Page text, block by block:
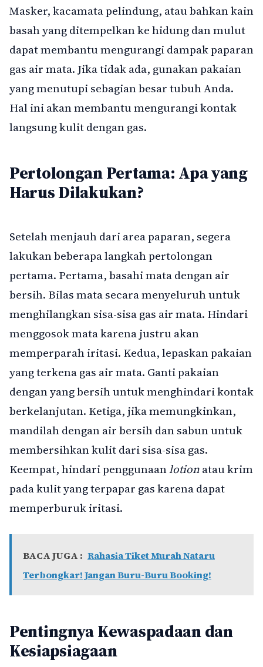
Masker, kacamata pelindung, atau bahkan kain
basah yang ditempelkan ke hidung dan mulut
dapat membantu mengurangi dampak paparan
gas air mata. Jika tidak ada, gunakan pakaian
yang menutupi sebagian besar tubuh Anda.
Hal ini akan membantu mengurangi kontak
langsung kulit dengan gas.
Pertolongan Pertama: Apa yang
Harus Dilakukan?
Setelah menjauh dari area paparan, segera
lakukan beberapa langkah pertolongan
pertama. Pertama, basahi mata dengan air
bersih. Bilas mata secara menyeluruh untuk
menghilangkan sisa-sisa gas air mata. Hindari
menggosok mata karena justru akan
memperparah iritasi. Kedua, lepaskan pakaian
yang terkena gas air mata. Ganti pakaian
dengan yang bersih untuk menghindari kontak
berkelanjutan. Ketiga, jika memungkinkan,
mandilah dengan air bersih dan sabun untuk
membersihkan kulit dari sisa-sisa gas.
Keempat, hindari penggunaanlotionatau krim
pada kulit yang terpapar gas karena dapat
memperburuk iritasi.
BACA JUGA : Rahasia Tiket Murah Nataru
Terbongkar! Jangan Buru-Buru Booking!
Pentingnya Kewaspadaan dan
Kesiapsiagaan